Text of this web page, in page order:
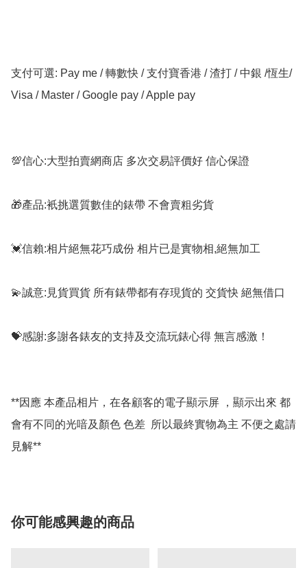
支付可選: Pay me / 轉數快 / 支付寶香港 / 渣打 / 中銀 /恆生/
Visa / Master / Google pay / Apple pay
💯信心:大型拍賣網商店 多次交易評價好 信心保證
🎁產品:衹挑選質數佳的錶帶 不會賣粗劣貨
💓信賴:相片絕無花巧成份 相片已是實物相,絕無加工
💫誠意:見貨買貨 所有錶帶都有存現貨的 交貨快 絕無借口
💝感謝:多謝各錶友的支持及交流玩錶心得 無言感激！
**因應 本產品相片，在各顧客的電子顯示屏 ，顯示出來 都
會有不同的光喑及顏色 色差  所以最終實物為主 不便之處請
你可能感興趣的商品